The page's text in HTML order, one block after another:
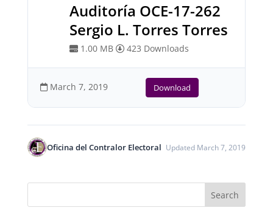
Auditoría OCE-17-262
Sergio L. Torres Torres
1.00 MB 423 Downloads
March 7, 2019 Download
Oficina del Contralor Electoral Updated March 7, 2019